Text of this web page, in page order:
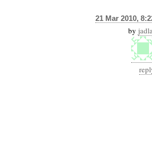
21 Mar 2010,
by